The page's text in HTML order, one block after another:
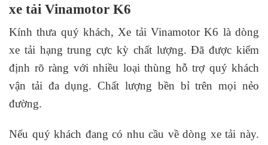
xe tải Vinamotor K6
Kính thưa quý khách, Xe tải Vinamotor K6 là dòng
xe tải hạng trung cực kỳ chất lượng. Đã được kiểm
định rõ ràng với nhiều loại thùng hỗ trợ quý khách
vận tải đa dụng. Chất lượng bền bỉ trên mọi nẻo
đường.
Nếu quý khách đang có nhu cầu về dòng xe tải này.